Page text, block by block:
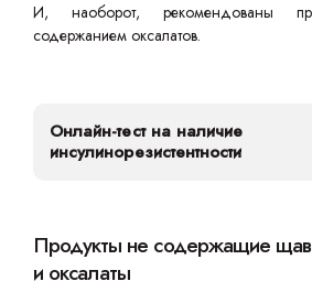
И, наоборот, рекомендованы
содержанием оксалатов.
Онлайн-тест на наличие
инсулинорезистентности
Продукты не содержащие
и оксалаты